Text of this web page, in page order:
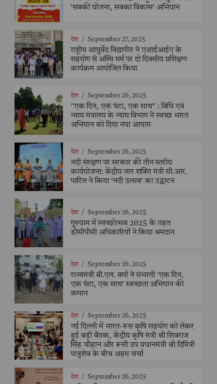
'सबकी योजना, सबका विकास' अभियान
देश / September 27, 2025
राष्ट्रीय आयुर्वेद विद्यापीठ ने एआईआईए के
सहयोग से अस्थि मर्म पर दो दिवसीय प्रशिक्षण
कार्यक्रम आयोजित किया
देश / September 26, 2025
"एक दिन, एक घंटा, एक साथ" : विधि एवं
न्याय मंत्रालय के न्याय विभाग ने स्वच्छ भारत
अभियान को दिया नया आयाम
देश / September 26, 2025
नदी संरक्षण पर सरकार की तीन स्तरीय
कार्ययोजना: केंद्रीय जल शक्ति मंत्री सी.आर.
पाटिल ने किया ‘नदी उत्सव’ का उद्घाटन
देश / September 26, 2025
गुरुग्राम में स्वच्छोत्सव 2025 के तहत
डीसीपीसी अधिकारियों ने किया श्रमदान
देश / September 26, 2025
राज्यमंत्री बी.एल. वर्मा ने संभाली ‘एक दिन,
एक घंटा, एक साथ’ स्वच्छता अभियान की
कमान
देश / September 26, 2025
नई दिल्ली में भारत-रूस कृषि सहयोग को लेकर
हुई बड़ी बैठक, केंद्रीय कृषि मंत्री श्री शिवराज
सिंह चौहान और रूसी उप प्रधानमंत्री श्री दिमित्री
पात्रुशेव के बीच अहम चर्चा
देश / September 26, 2025